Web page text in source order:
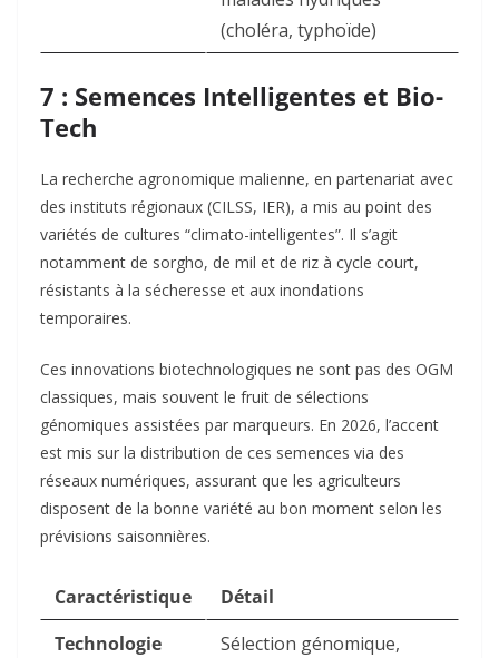
(choléra, typhoïde)
7 : Semences Intelligentes et Bio-
Tech
La recherche agronomique malienne, en partenariat avec
des instituts régionaux (CILSS, IER), a mis au point des
variétés de cultures “climato-intelligentes”. Il s’agit
notamment de sorgho, de mil et de riz à cycle court,
résistants à la sécheresse et aux inondations
temporaires.
Ces innovations biotechnologiques ne sont pas des OGM
classiques, mais souvent le fruit de sélections
génomiques assistées par marqueurs. En 2026, l’accent
est mis sur la distribution de ces semences via des
réseaux numériques, assurant que les agriculteurs
disposent de la bonne variété au bon moment selon les
prévisions saisonnières.
Caractéristique
Détail
Technologie
Sélection génomique,